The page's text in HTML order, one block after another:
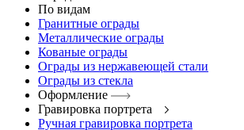
По видам
Гранитные ограды
Металлические ограды
Кованые ограды
Ограды из нержавеющей стали
Ограды из стекла
Оформление
Гравировка портрета
Ручная гравировка портрета